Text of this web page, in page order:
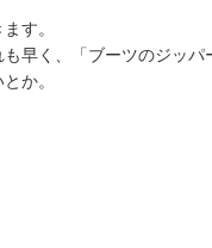
す。
早く、「ブーツのジッパ
か。